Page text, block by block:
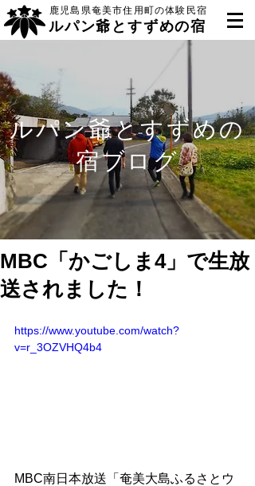
鹿児島県奄美市住用町の体験民宿
ルパン爺とすずめの宿
ルパン爺とすずめの
宿ブログ
MBC「かごしま4」で生放
送されました！
https://www.youtube.com/watch?
v=r_3OZVHQ4b4
MBC南日本放送「奄美大島ふるさとウ